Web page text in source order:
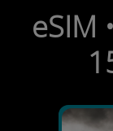
eSIM